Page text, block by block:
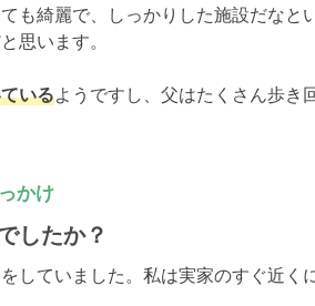
も綺麗で、しっかりした施設だな
思います。
いるようですし、父はたくさん歩き
かけ
したか？
していました。私は実家のすぐ近く